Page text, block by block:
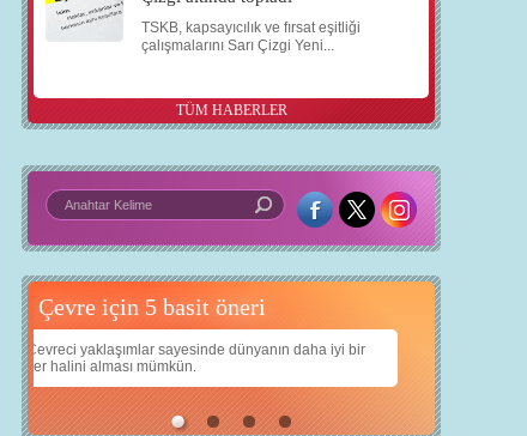
TSKB, kapsayıcılık ve fırsat eşitliği
çalışmalarını Sarı Çizgi Yeni...
TÜM HABERLER
öneri
iyi bir
Daha iyi bir dünya için yapay zekâ
Çocuklarımıza daha güzel bir dünya bırakabilmek için
teknolojiden nasıl yararlanırız?